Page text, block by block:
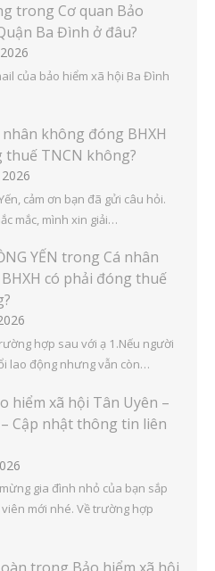
trong Cơ quan Bảo
Ba Đình ở đâu?
của bảo hiểm xã hội Ba Đình
nhân không đóng BHXH
thuế TNCN không?
cảm ơn bạn đã gửi câu hỏi.
mắc, mình xin giải…
YẾN trong Cá nhân
có phải đóng thuế
hợp sau với ạ 1.Nếu người
lao động nhưng vẫn còn…
hiểm xã hội Tân Uyên –
Cập nhật thông tin liên
gia đình nhỏ của bạn sắp
mới nhé. Về trường hợp